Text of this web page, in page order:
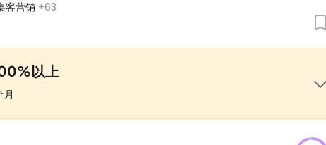
客营销 +63
以上
月